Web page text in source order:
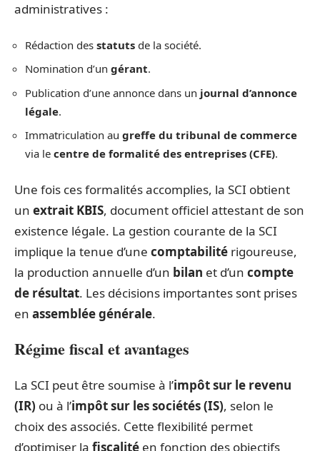
administratives :
Rédaction des statuts de la société.
Nomination d’un gérant.
Publication d’une annonce dans un journal d’annonce
légale.
Immatriculation au greffe du tribunal de commerce
via le centre de formalité des entreprises (CFE).
Une fois ces formalités accomplies, la SCI obtient
un extrait KBIS, document officiel attestant de son
existence légale. La gestion courante de la SCI
implique la tenue d’une comptabilité rigoureuse,
la production annuelle d’un bilan et d’un compte
de résultat. Les décisions importantes sont prises
en assemblée générale.
Régime fiscal et avantages
La SCI peut être soumise à l’impôt sur le revenu
(IR) ou à l’impôt sur les sociétés (IS), selon le
choix des associés. Cette flexibilité permet
d’optimiser la fiscalité en fonction des objectifs